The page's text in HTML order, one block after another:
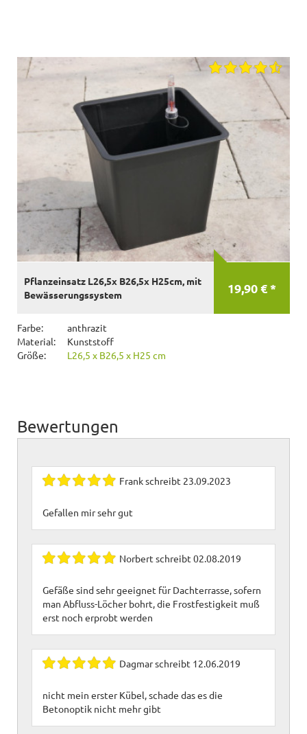
19,90 € *
Pflanzeinsatz L26,5x B26,5x H25cm, mit
Bewässerungssystem
Farbe:
anthrazit
Material:
Kunststoff
Größe:
L26,5 x B26,5 x H25 cm
Bewertungen
Frankschreibt 23.09.2023
Gefallen mir sehr gut
Norbert schreibt 02.08.2019
Gefäße sind sehr geeignet für Dachterrasse, sofern
man Abfluss-Löcher bohrt, die Frostfestigkeit muß
erst noch erprobt werden
Dagmarschreibt 12.06.2019
nicht mein erster Kübel, schade das es die
Betonoptik nicht mehr gibt